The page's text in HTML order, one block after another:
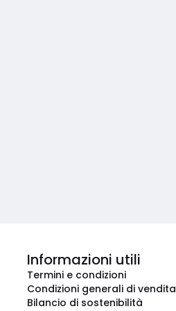
Informazioni utili
Termini e condizioni
Condizioni generali di vendita
Bilancio di sostenibilità